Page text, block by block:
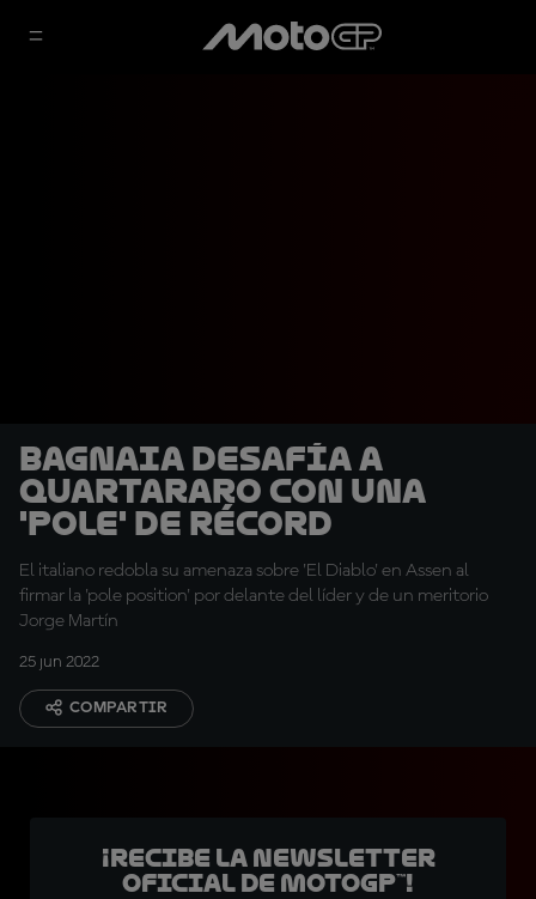
Bagnaia desafía a
Quartararo con una
'pole' de récord
El italiano redobla su amenaza sobre 'El Diablo' en Assen al
firmar la 'pole position' por delante del líder y de un meritorio
Jorge Martín
25 jun 2022
COMPARTIR
¡Recibe la Newsletter
oficial de MotoGP™!